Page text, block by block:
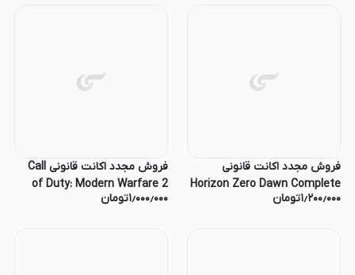
فروش مجدد اکانت قانونی
Horizon Zero Dawn Complete
Edition ظرفیت دوم PS5
۱٫۲۰۰٫۰۰۰تومان
فروش مجدد اکانت قانونی Call
of Duty: Modern Warfare 2
Campaign ظرفیت دوم PS5
۱٫۰۰۰٫۰۰۰تومان